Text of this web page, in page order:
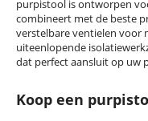
purpistool is ontworpen
combineert met de beste
verstelbare ventielen voor
uiteenlopende
dat perfect aansluit op uw
Koop een